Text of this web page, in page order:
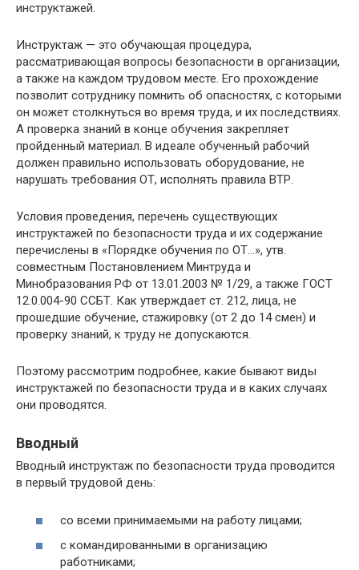
инструктажей.
Инструктаж — это обучающая процедура,
рассматривающая вопросы безопасности в организации,
а также на каждом трудовом месте. Его прохождение
позволит сотруднику помнить об опасностях, с которыми
он может столкнуться во время труда, и их последствиях.
А проверка знаний в конце обучения закрепляет
пройденный материал. В идеале обученный рабочий
должен правильно использовать оборудование, не
нарушать требования ОТ, исполнять правила ВТР.
Условия проведения, перечень существующих
инструктажей по безопасности труда и их содержание
перечислены в «Порядке обучения по ОТ…», утв.
совместным Постановлени­ем Минтруда и
Минобразования РФ от 13.01.2003 № 1/29, а также ГОСТ
12.0.004-90 ССБТ. Как утверждает ст. 212, лица, не
прошедшие обучение, стажировку (от 2 до 14 смен) и
проверку знаний, к труду не допускаются.
Поэтому рассмотрим подробнее, какие бывают виды
инструктажей по безопасности труда и в каких случаях
они проводятся.
Вводный
Вводный инструктаж по безопасности труда проводится
в первый трудовой день:
со всеми принимаемыми на работу лицами;
с командирован­ными в организацию
работниками;